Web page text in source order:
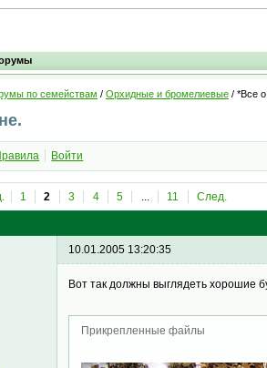
по семействам / Орхидные и бромелиевые / *Все о
Войти
1 2 3 4 5 ... 11 След.
10.01.2005 13:20:35
Вот так должны выглядеть хорошие
Прикрепленные файлы